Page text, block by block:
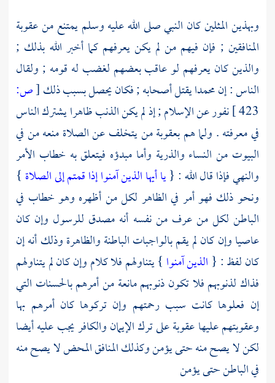
وبهذين المثلين كان النبي صلى الله عليه وسلم يمتنع من عقوبة
المنافقين ; فإن فيهم من لم يكن يعرفهم كما أخبر الله بذلك ;
والذين كان يعرفهم لو عاقب بعضهم لغضب له قومه ; ولقال
الناس : إنمحمدايقتل أصحابه ; فكان يحصل بسبب ذلك[ص:
423 ] نفور عن الإسلام ; إذ لم يكن الذنب ظاهرا يشترك الناس
في معرفته . ولما هم بعقوبة من يتخلف عن الصلاة منعه من في
البيوت من النساء والذرية وأما مبدؤه فيتعلق به خطاب الأمر
والنهي فإذا قال الله : {يا أيها الذين آمنوا إذا قمتم إلى الصلاة }
ونحو ذلك فهو أمر في الظاهر لكل من أظهره وهو خطاب في
الباطن لكل من عرف من نفسه أنه مصدق للرسول وإن كان
عاصيا وإن كان لم يقم بالواجبات الباطنة والظاهرة وذلك أنه إن
كان لفظ : { الذين آمنوا } يتناولهم فلا كلام وإن كان لم يتناولهم
فذاك لذنوبهم فلا تكون ذنوبهم مانعة من أمرهم بالحسنات التي
إن فعلوها كانت سبب رحمتهم وإن تركوها كان أمرهم بها
وعقوبتهم عليها عقوبة على ترك الإيمان والكافر يجب عليه أيضا
لكن لا يصح منه حتى يؤمن وكذلك المنافق المحض لا يصح منه
في الباطن حتى يؤمن